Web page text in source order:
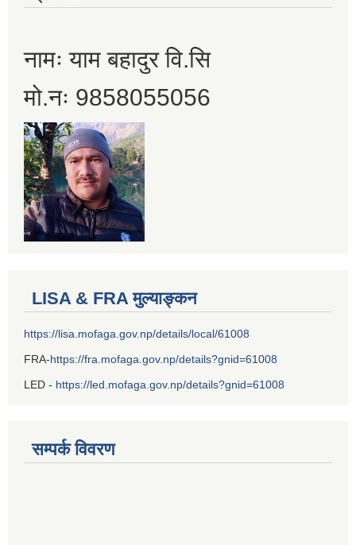
नामः याम बहादुर वि.सि
मो.नः 9858055056
LISA & FRA मुल्याङ्कन
https://lisa.mofaga.gov.np/details/local/61008
FRA-https://fra.mofaga.gov.np/details?gnid=61008
LED - https://led.mofaga.gov.np/details?gnid=61008
सम्पर्क विवरण